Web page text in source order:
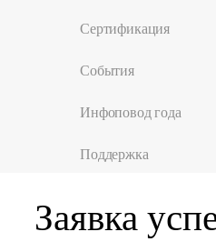
Сертификация
События
Инфоповод года
Поддержка
Заявка